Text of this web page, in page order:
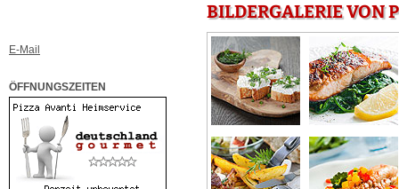
E-Mail
ÖFFNUNGSZEITEN
BILDERGALERIE VON